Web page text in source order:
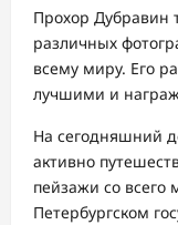
Прохор Дубравин
различных
всему миру. Его
лучшими и
На сегодняшний
активно
пейзажи со всего
Петербургском